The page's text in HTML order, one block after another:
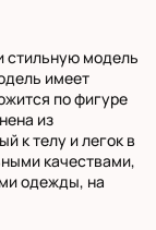
стильную модель
имеет
по фигуре
из
к телу и легок в
качествами,
одежды, на